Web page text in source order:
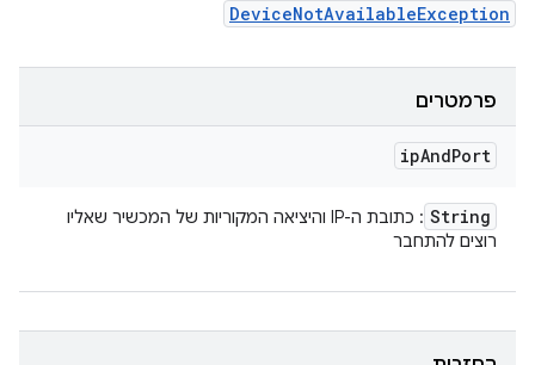
DeviceNotAvailableException
פרמטרים
ipAndPort
String
: כתובת ה-IP והיציאה המקוריות של המכשיר שאליו
רוצים להתחבר